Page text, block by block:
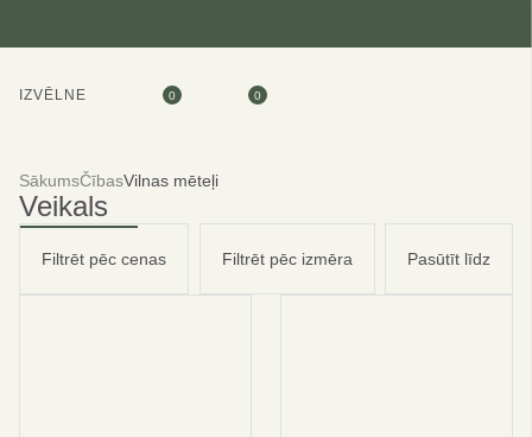
IZVĒLNE 0 0
SākumsČībasVilnas mēteļi
Veikals
Filtrēt pēc cenas Filtrēt pēc izmēra Pasūtīt līdz